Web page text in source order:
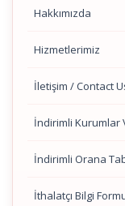
Hakkımızda
Hizmetlerimiz
İletişim / Contact
İndirimli Kurumlar
İndirimli Orana
İthalatçı Bilgi